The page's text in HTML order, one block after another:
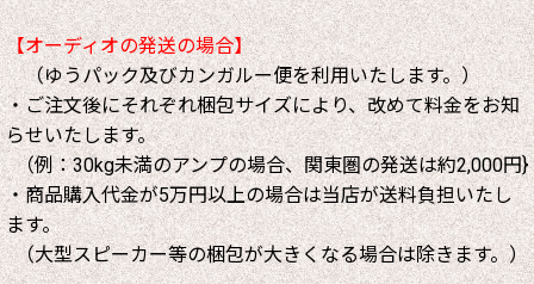
【オーディオの発送の場合】
（ゆうパック及びカンガルー便を利用いたします。）
・ご注文後にそれぞれ梱包サイズにより、改めて料金をお知
らせいたします。
（例：30kg未満のアンプの場合、関東圏の発送は約2,000円}
・商品購入代金が5万円以上の場合は当店が送料負担いたし
ます。
（大型スピーカー等の梱包が大きくなる場合は除きます。）